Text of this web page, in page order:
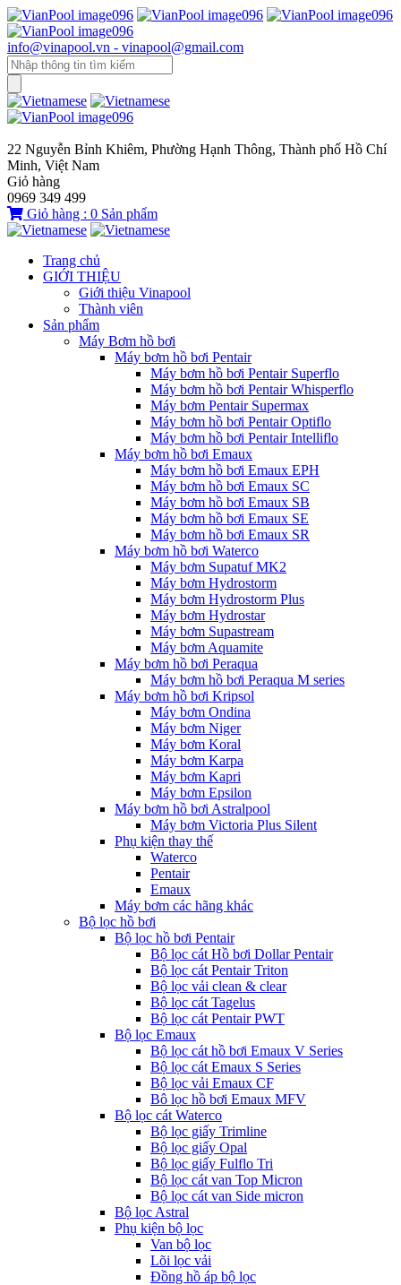
info@vinapool.vn - vinapool@gmail.com
22 Nguyễn Bỉnh Khiêm, Phường Hạnh Thông, Thành phố Hồ Chí
Minh, Việt Nam
Giỏ hàng
0969 349 499
Giỏ hàng : 0 Sản phẩm
Trang chủ
GIỚI THIỆU
Giới thiệu Vinapool
Thành viên
Sản phẩm
Máy Bơm hồ bơi
Máy bơm hồ bơi Pentair
Máy bơm hồ bơi Pentair Superflo
Máy bơm hồ bơi Pentair Whisperflo
Máy bơm Pentair Supermax
Máy bơm hồ bơi Pentair Optiflo
Máy bơm hồ bơi Pentair Intelliflo
Máy bơm hồ bơi Emaux
Máy bơm hồ bơi Emaux EPH
Máy bơm hồ bơi Emaux SC
Máy bơm hồ bơi Emaux SB
Máy bơm hồ bơi Emaux SE
Máy bơm hồ bơi Emaux SR
Máy bơm hồ bơi Waterco
Máy bơm Supatuf MK2
Máy bơm Hydrostorm
Máy bơm Hydrostorm Plus
Máy bơm Hydrostar
Máy bơm Supastream
Máy bơm Aquamite
Máy bơm hồ bơi Peraqua
Máy bơm hồ bơi Peraqua M series
Máy bơm hồ bơi Kripsol
Máy bơm Ondina
Máy bơm Niger
Máy bơm Koral
Máy bơm Karpa
Máy bơm Kapri
Máy bơm Epsilon
Máy bơm hồ bơi Astralpool
Máy bơm Victoria Plus Silent
Phụ kiện thay thế
Waterco
Pentair
Emaux
Máy bơm các hãng khác
Bộ lọc hồ bơi
Bộ lọc hồ bơi Pentair
Bộ lọc cát Hồ bơi Dollar Pentair
Bộ lọc cát Pentair Triton
Bộ lọc vải clean & clear
Bộ lọc cát Tagelus
Bộ lọc cát Pentair PWT
Bộ lọc Emaux
Bộ lọc cát hồ bơi Emaux V Series
Bộ lọc cát Emaux S Series
Bộ lọc vải Emaux CF
Bô lọc hồ bơi Emaux MFV
Bộ lọc cát Waterco
Bộ lọc giấy Trimline
Bộ lọc giấy Opal
Bộ lọc giấy Fulflo Tri
Bộ lọc cát van Top Micron
Bộ lọc cát van Side micron
Bộ lọc Astral
Phụ kiện bộ lọc
Van bộ lọc
Lõi lọc vải
Đồng hồ áp bộ lọc